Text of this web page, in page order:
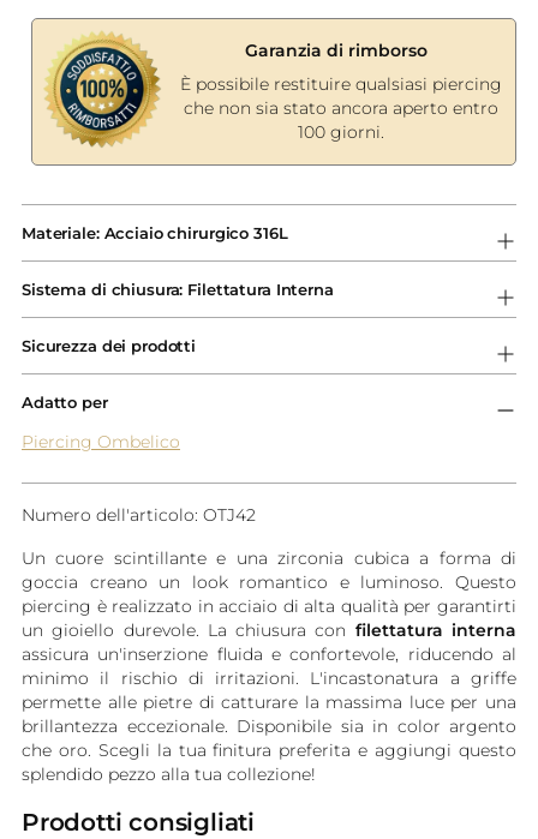
Garanzia di rimborso
È possibile restituire qualsiasi piercing
che non sia stato ancora aperto entro
100 giorni.
prodotto
al
carrello...
Materiale: Acciaio chirurgico 316L
Sistema di chiusura: Filettatura Interna
Sicurezza dei prodotti
Adatto per
Piercing Ombelico
Numero dell'articolo: OTJ42
Un cuore scintillante e una zirconia cubica a forma di
goccia creano un look romantico e luminoso. Questo
piercing è realizzato in acciaio di alta qualità per garantirti
un gioiello durevole. La chiusura con filettatura interna
assicura un'inserzione fluida e confortevole, riducendo al
minimo il rischio di irritazioni. L'incastonatura a griffe
permette alle pietre di catturare la massima luce per una
brillantezza eccezionale. Disponibile sia in color argento
che oro. Scegli la tua finitura preferita e aggiungi questo
splendido pezzo alla tua collezione!
Prodotti consigliati